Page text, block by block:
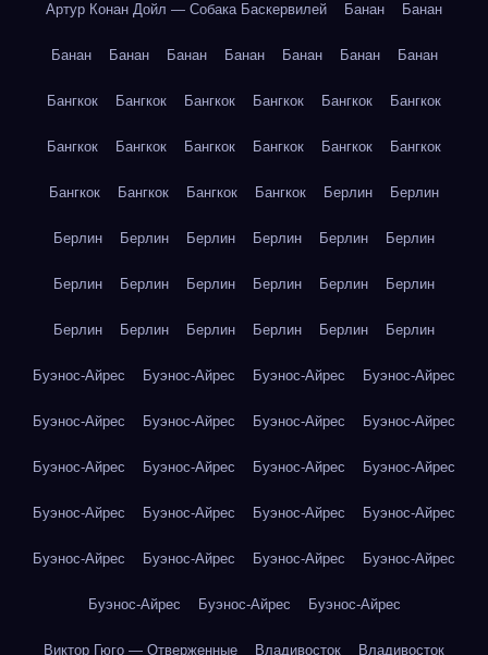
Артур Конан Дойл — Собака Баскервилей Банан Банан
Банан Банан Банан Банан Банан Банан Банан
Бангкок Бангкок Бангкок Бангкок Бангкок Бангкок
Бангкок Бангкок Бангкок Бангкок Бангкок Бангкок
Бангкок Бангкок Бангкок Бангкок Берлин Берлин
Берлин Берлин Берлин Берлин Берлин Берлин
Берлин Берлин Берлин Берлин Берлин Берлин
Берлин Берлин Берлин Берлин Берлин Берлин
Буэнос-Айрес Буэнос-Айрес Буэнос-Айрес Буэнос-Айрес
Буэнос-Айрес Буэнос-Айрес Буэнос-Айрес Буэнос-Айрес
Буэнос-Айрес Буэнос-Айрес Буэнос-Айрес Буэнос-Айрес
Буэнос-Айрес Буэнос-Айрес Буэнос-Айрес Буэнос-Айрес
Буэнос-Айрес Буэнос-Айрес Буэнос-Айрес Буэнос-Айрес
Буэнос-Айрес Буэнос-Айрес Буэнос-Айрес
Виктор Гюго — Отверженные Владивосток Владивосток